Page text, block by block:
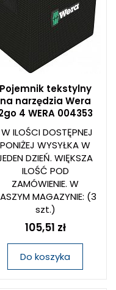
Pojemnik tekstylny
na narzędzia Wera
4 WERA 004353
W ILOŚCI DOSTĘPNEJ
PONIŻEJ WYSYŁKA W
DZIEŃ. WIĘKSZA
ILOŚĆ POD
ZAMÓWIENIE. W
MAGAZYNIE: (3
szt.)
105,51 zł
Do koszyka